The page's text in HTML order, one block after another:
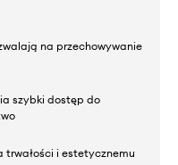
na przechowywanie
szybki dostęp do
trwałości i estetycznemu